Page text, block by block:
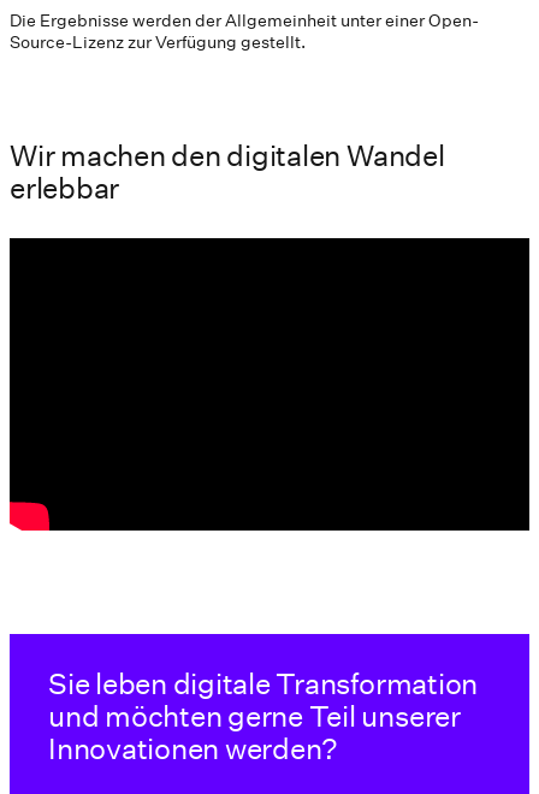
Die Ergebnisse werden der Allgemeinheit unter einer Open-
Source-Lizenz zur Verfügung gestellt.
Wir machen den digitalen Wandel
erlebbar
Sie leben digitale Transformation
und möchten gerne Teil unserer
Innovationen werden?